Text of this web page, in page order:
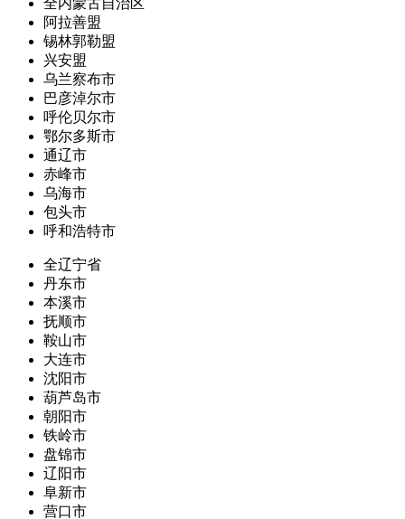
全内蒙古自治区
阿拉善盟
锡林郭勒盟
兴安盟
乌兰察布市
巴彦淖尔市
呼伦贝尔市
鄂尔多斯市
通辽市
赤峰市
乌海市
包头市
呼和浩特市
全辽宁省
丹东市
本溪市
抚顺市
鞍山市
大连市
沈阳市
葫芦岛市
朝阳市
铁岭市
盘锦市
辽阳市
阜新市
营口市